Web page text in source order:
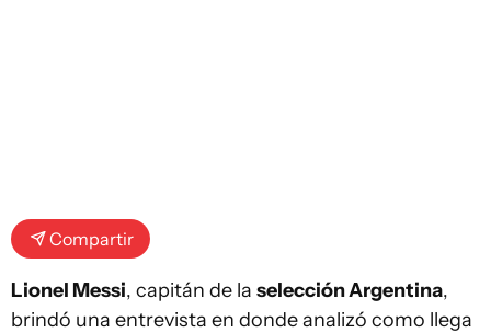
Compartir
Lionel Messi, capitán de la selección Argentina,
brindó una entrevista en donde analizó como llega